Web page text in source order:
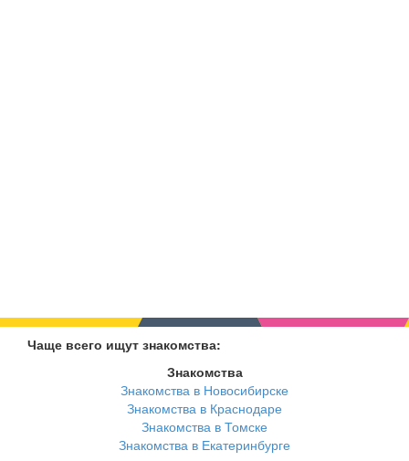
Чаще всего ищут знакомства:
Знакомства
Знакомства в Новосибирске
Знакомства в Краснодаре
Знакомства в Томске
Знакомства в Екатеринбурге